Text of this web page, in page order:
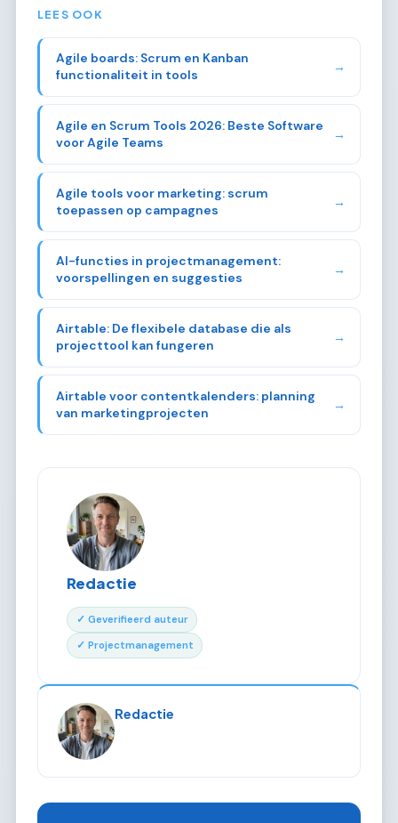
LEES OOK
Agile boards: Scrum en Kanban
functionaliteit in tools
→
Agile en Scrum Tools 2026: Beste Software
voor Agile Teams
→
Agile tools voor marketing: scrum
toepassen op campagnes
→
AI-functies in projectmanagement:
voorspellingen en suggesties
→
Airtable: De flexibele database die als
projecttool kan fungeren
→
Airtable voor contentkalenders: planning
van marketingprojecten
→
Redactie
✓ Geverifieerd auteur
✓ Projectmanagement
Redactie